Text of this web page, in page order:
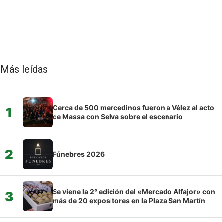
Más leídas
1
Cerca de 500 mercedinos fueron a Vélez al acto
de Massa con Selva sobre el escenario
2 Fúnebres 2026
3
Se viene la 2° edición del «Mercado Alfajor» con
más de 20 expositores en la Plaza San Martín